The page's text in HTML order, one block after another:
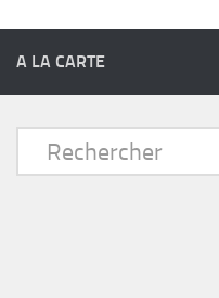
Plats
Desserts
Sauces
A LA CARTE